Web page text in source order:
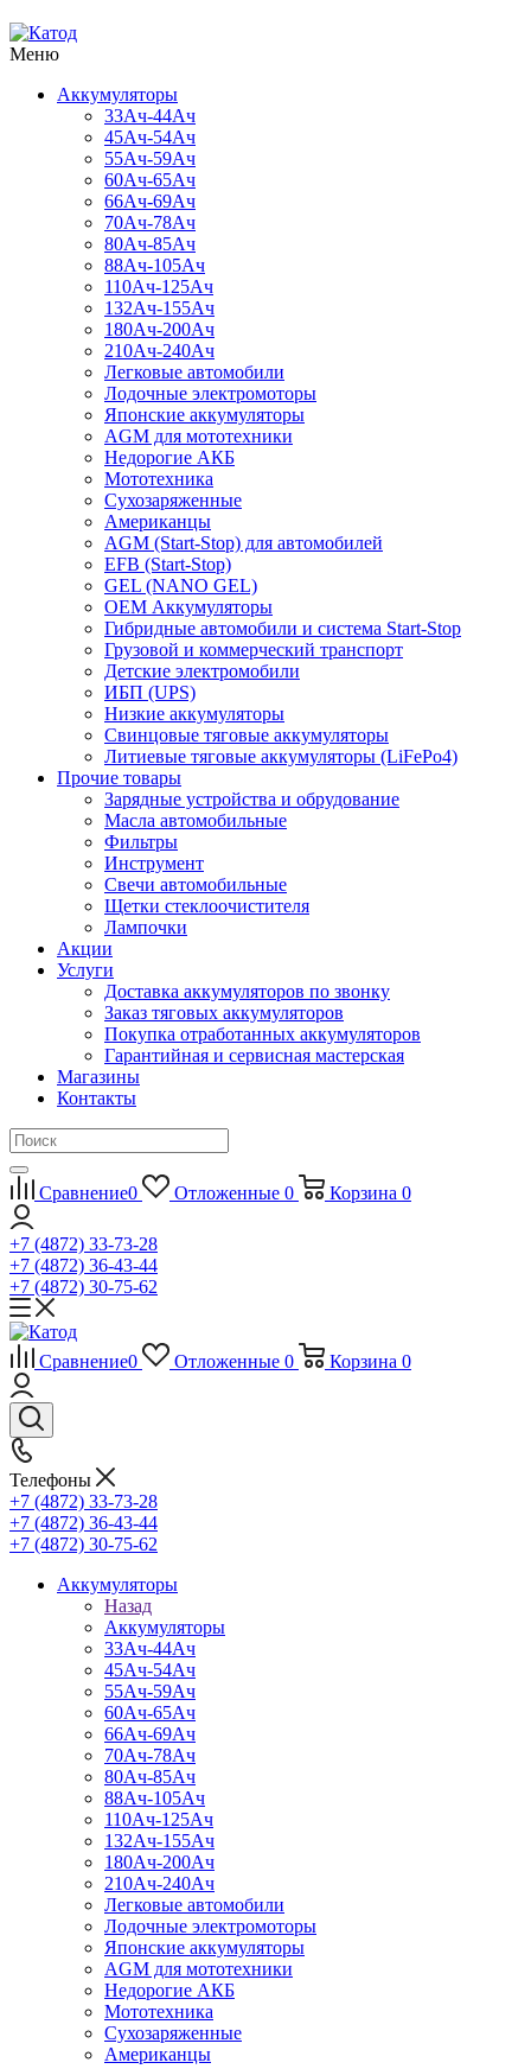
Меню
Аккумуляторы
33Ач-44Ач
45Ач-54Ач
55Ач-59Ач
60Ач-65Ач
66Ач-69Ач
70Ач-78Ач
80Ач-85Ач
88Ач-105Ач
110Ач-125Ач
132Ач-155Ач
180Ач-200Ач
210Ач-240Ач
Легковые автомобили
Лодочные электромоторы
Японские аккумуляторы
AGM для мототехники
Недорогие АКБ
Мототехника
Сухозаряженные
Американцы
AGM (Start-Stop) для автомобилей
EFB (Start-Stop)
GEL (NANO GEL)
OEM Аккумуляторы
Гибридные автомобили и система Start-Stop
Грузовой и коммерческий транспорт
Детские электромобили
ИБП (UPS)
Низкие аккумуляторы
Свинцовые тяговые аккумуляторы
Литиевые тяговые аккумуляторы (LiFePo4)
Прочие товары
Зарядные устройства и обрудование
Масла автомобильные
Фильтры
Инструмент
Свечи автомобильные
Щетки стеклоочистителя
Лампочки
Акции
Услуги
Доставка аккумуляторов по звонку
Заказ тяговых аккумуляторов
Покупка отработанных аккумуляторов
Гарантийная и сервисная мастерская
Магазины
Контакты
Сравнение0 Отложенные 0 Корзина 0
+7 (4872) 33-73-28
+7 (4872) 36-43-44
+7 (4872) 30-75-62
Сравнение0 Отложенные 0 Корзина 0
Телефоны
+7 (4872) 33-73-28
+7 (4872) 36-43-44
+7 (4872) 30-75-62
Аккумуляторы
Назад
Аккумуляторы
33Ач-44Ач
45Ач-54Ач
55Ач-59Ач
60Ач-65Ач
66Ач-69Ач
70Ач-78Ач
80Ач-85Ач
88Ач-105Ач
110Ач-125Ач
132Ач-155Ач
180Ач-200Ач
210Ач-240Ач
Легковые автомобили
Лодочные электромоторы
Японские аккумуляторы
AGM для мототехники
Недорогие АКБ
Мототехника
Сухозаряженные
Американцы